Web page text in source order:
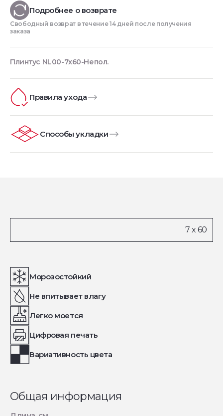
Подробнее о возврате
Свободный возврат в течение 14 дней после получения
заказа
Плинтус NL00-7x60-Непол.
Правила ухода
Способы укладки
Морозостойкий
Не впитывает влагу
Легко моется
Цифровая печать
Вариативность цвета
Общая информация